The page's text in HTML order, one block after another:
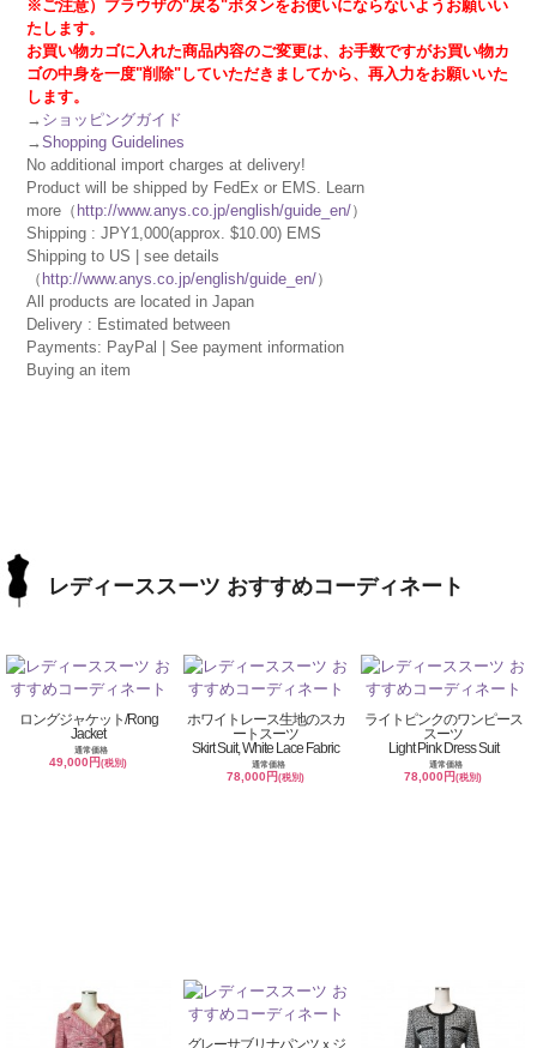
※ご注意）ブラウザの"戻る"ボタンをお使いにならないようお願いい
たします。
お買い物カゴに入れた商品内容のご変更は、お手数ですがお買い物カ
ゴの中身を一度"削除"していただきましてから、再入力をお願いいた
します。
→ ショッピングガイド
→Shopping Guidelines
No additional import charges at delivery!
Product will be shipped by FedEx or EMS. Learn
more（ http://www.anys.co.jp/english/guide_en/）
Shipping : JPY1,000(approx. $10.00) EMS
Shipping to US | see details
（ http://www.anys.co.jp/english/guide_en/）
All products are located in Japan
Delivery : Estimated between
Payments: PayPal | See payment information
Buying an item
レディーススーツ おすすめコーディネート
ロングジャケット/Rong
Jacket
通常価格
49,000円(税別)
ホワイトレース生地のスカ
ートスーツ
Skirt Suit, White Lace Fabric
通常価格
78,000円(税別)
ライトピンクのワンピース
スーツ
Light Pink Dress Suit
通常価格
78,000円(税別)
グレーサブリナパンツｘジ